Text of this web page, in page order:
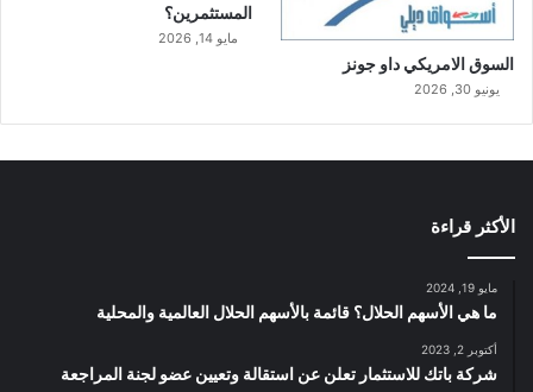
السوق الامريكي داو جونز
يونيو 30, 2026
المستثمرين؟
مايو 14, 2026
الأكثر قراءة
مايو 19, 2024
ما هي الأسهم الحلال؟ قائمة بالأسهم الحلال العالمية والمحلية
أكتوبر 2, 2023
شركة باتك للاستثمار تعلن عن استقالة وتعيين عضو لجنة المراجعة